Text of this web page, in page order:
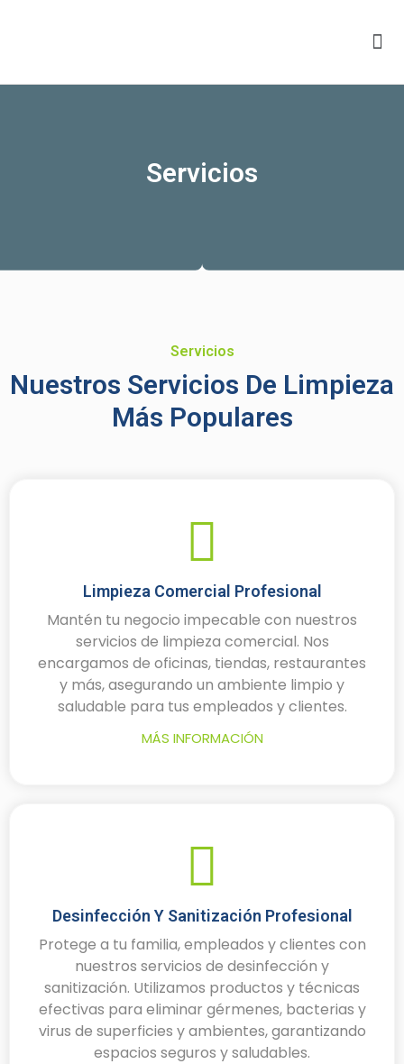
Servicios
Servicios
Nuestros Servicios De Limpieza
Más Populares
Limpieza Comercial Profesional
Mantén tu negocio impecable con nuestros
servicios de limpieza comercial. Nos
encargamos de oficinas, tiendas, restaurantes
y más, asegurando un ambiente limpio y
saludable para tus empleados y clientes.
MÁS INFORMACIÓN
Desinfección Y Sanitización Profesional
Protege a tu familia, empleados y clientes con
nuestros servicios de desinfección y
sanitización. Utilizamos productos y técnicas
efectivas para eliminar gérmenes, bacterias y
virus de superficies y ambientes, garantizando
espacios seguros y saludables.